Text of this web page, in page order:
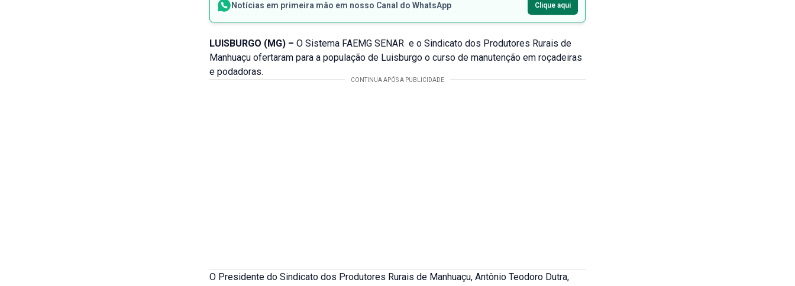
Notícias em primeira mão em nosso Canal do WhatsApp Clique aqui
LUISBURGO (MG) – O Sistema FAEMG SENAR e o Sindicato dos Produtores Rurais de
Manhuaçu ofertaram para a população de Luisburgo o curso de manutenção em roçadeiras
e podadoras.
O Presidente do Sindicato dos Produtores Rurais de Manhuaçu, Antônio Teodoro Dutra,